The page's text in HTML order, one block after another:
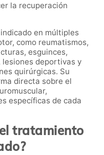
la recuperación
en múltiples
como reumatismos,
esguinces,
deportivas y
quirúrgicas. Su
directa sobre el
específicas de cada
tratamiento